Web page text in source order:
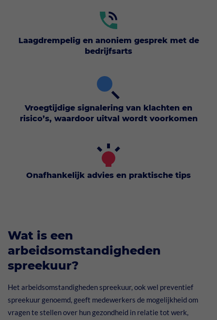
Laagdrempelig en anoniem gesprek met de
bedrijfsarts
Vroegtijdige signalering van klachten en
risico’s, waardoor uitval wordt voorkomen
Onafhankelijk advies en praktische tips
Wat is een
arbeidsomstandigheden
spreekuur?
Het arbeidsomstandigheden spreekuur, ook wel preventief
spreekuur genoemd, geeft medewerkers de mogelijkheid om
vragen te stellen over hun gezondheid in relatie tot werk,